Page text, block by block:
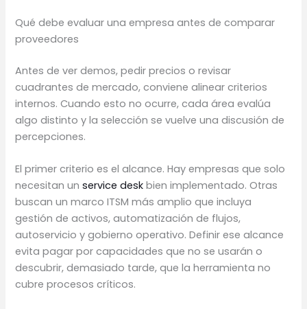
Qué debe evaluar una empresa antes de comparar
proveedores
Antes de ver demos, pedir precios o revisar
cuadrantes de mercado, conviene alinear criterios
internos. Cuando esto no ocurre, cada área evalúa
algo distinto y la selección se vuelve una discusión de
percepciones.
El primer criterio es el alcance. Hay empresas que solo
necesitan unservice desk bien implementado. Otras
buscan un marco ITSM más amplio que incluya
gestión de activos, automatización de flujos,
autoservicio y gobierno operativo. Definir ese alcance
evita pagar por capacidades que no se usarán o
descubrir, demasiado tarde, que la herramienta no
cubre procesos críticos.